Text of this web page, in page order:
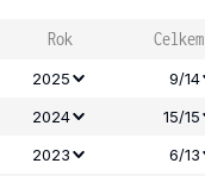
Rok Celkem
2025 9/14
2024
15/15
2023
6/13